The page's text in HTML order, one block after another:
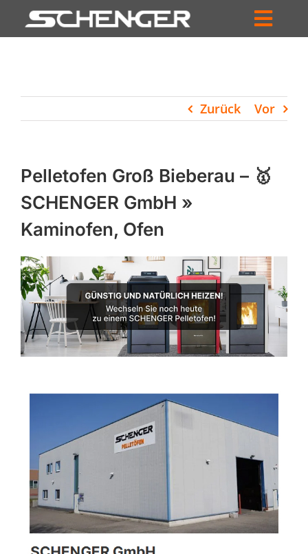
Inhalt
HÄNDLERSUCHE
UNTERNEHMEN
PROFIL
WARENKORB
PRODUCTS
SEARCH
Zurück Vor
Pelletofen Groß Bieberau – 🥇
SCHENGER GmbH »
Kaminofen, Ofen